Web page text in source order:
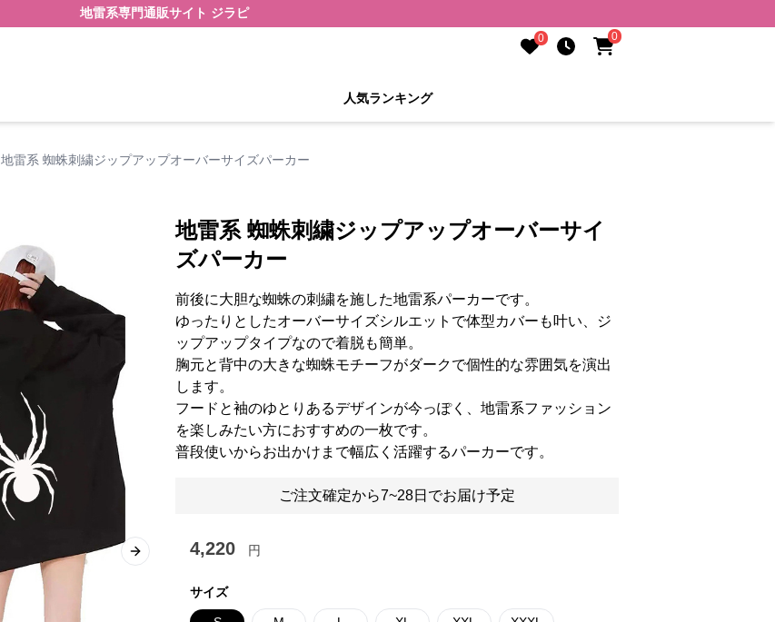
地雷系専門通販サイト ジラピ
0 0
人気ランキング
地雷系 蜘蛛刺繍ジップアップオーバーサイズパーカー
Next slide
地雷系 蜘蛛刺繍ジップアップオーバーサイ
ズパーカー
前後に大胆な蜘蛛の刺繍を施した地雷系パーカーです。
ゆったりとしたオーバーサイズシルエットで体型カバーも叶い、ジ
ップアップタイプなので着脱も簡単。
胸元と背中の大きな蜘蛛モチーフがダークで個性的な雰囲気を演出
します。
フードと袖のゆとりあるデザインが今っぽく、地雷系ファッション
を楽しみたい方におすすめの一枚です。
普段使いからお出かけまで幅広く活躍するパーカーです。
ご注文確定から7~28日でお届け予定
4,220 円
サイズ